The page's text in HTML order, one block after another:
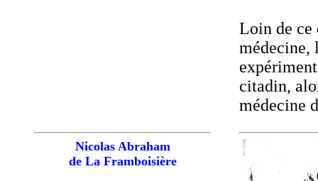
Loin de ce
médecine,
citadin,
médecine
Nicolas Abraham
de La Framboisière